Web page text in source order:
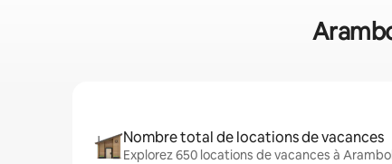
Nombre total de locations de vacances
Explorez 650 locations de vacances à